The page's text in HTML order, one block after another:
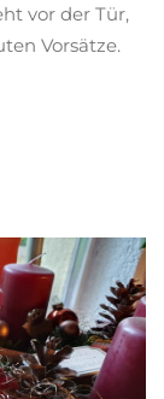
vor der Tür,
Vorsätze.